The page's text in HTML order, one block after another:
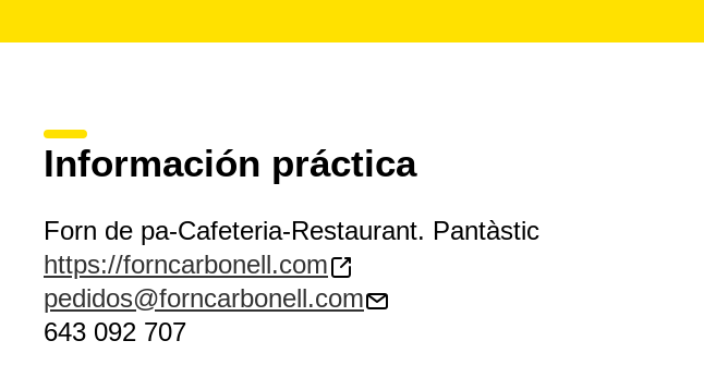
Información práctica
Forn de pa-Cafeteria-Restaurant. Pantàstic
https://forncarbonell.com
pedidos@forncarbonell.com
643 092 707